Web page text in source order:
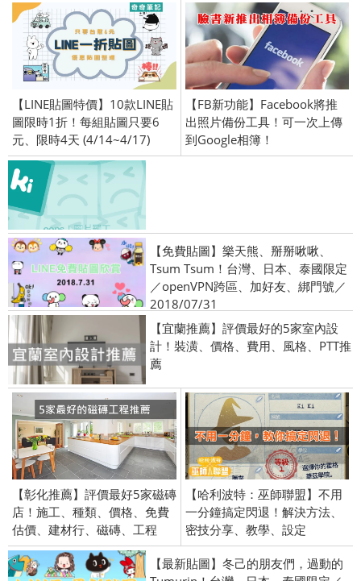
【LINE貼圖特價】10款LINE貼
圖限時1折！每組貼圖只要6
元、限時4天 (4/14~4/17)
【FB新功能】Facebook將推
出照片備份工具！可一次上傳
到Google相簿！
【免費貼圖】樂天熊、掰掰啾啾、
Tsum Tsum！台灣、日本、泰國限定
／openVPN跨區、加好友、綁門號／
2018/07/31
【宜蘭推薦】評價最好的5家室內設
計！裝潢、價格、費用、風格、PTT推
薦
【彰化推薦】評價最好5家磁磚
店！施工、種類、價格、免費
估價、建材行、磁磚、工程
【哈利波特：巫師聯盟】不用
一分鐘搞定閃退！解決方法、
密技分享、教學、設定
【最新貼圖】冬己的朋友們，過動的